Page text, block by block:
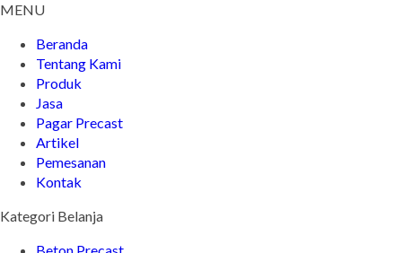
MENU
Beranda
Tentang Kami
Produk
Jasa
Pagar Precast
Artikel
Pemesanan
Kontak
Kategori Belanja